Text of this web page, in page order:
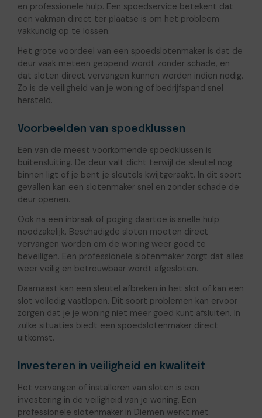
en professionele hulp. Een spoedservice betekent dat
een vakman direct ter plaatse is om het probleem
vakkundig op te lossen.
Het grote voordeel van een spoedslotenmaker is dat de
deur vaak meteen geopend wordt zonder schade, en
dat sloten direct vervangen kunnen worden indien nodig.
Zo is de veiligheid van je woning of bedrijfspand snel
hersteld.
Voorbeelden van spoedklussen
Een van de meest voorkomende spoedklussen is
buitensluiting. De deur valt dicht terwijl de sleutel nog
binnen ligt of je bent je sleutels kwijtgeraakt. In dit soort
gevallen kan een slotenmaker snel en zonder schade de
deur openen.
Ook na een inbraak of poging daartoe is snelle hulp
noodzakelijk. Beschadigde sloten moeten direct
vervangen worden om de woning weer goed te
beveiligen. Een professionele slotenmaker zorgt dat alles
weer veilig en betrouwbaar wordt afgesloten.
Daarnaast kan een sleutel afbreken in het slot of kan een
slot volledig vastlopen. Dit soort problemen kan ervoor
zorgen dat je je woning niet meer goed kunt afsluiten. In
zulke situaties biedt een spoedslotenmaker direct
uitkomst.
Investeren in veiligheid en kwaliteit
Het vervangen of installeren van sloten is een
investering in de veiligheid van je woning. Een
professionele slotenmaker in Diemen werkt met